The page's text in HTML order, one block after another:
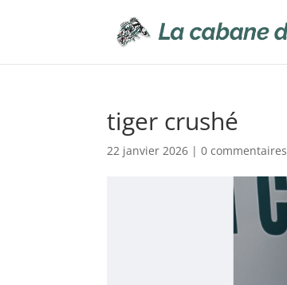
tiger crushé
22 janvier 2026 |0 commentaires